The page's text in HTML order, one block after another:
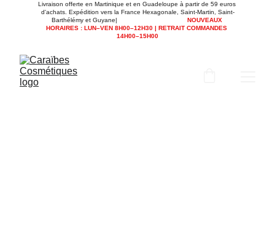
Livraison offerte en Martinique et en Guadeloupe à partir de 59 euros
d'achats. Expédition vers la France Hexagonale, Saint-Martin, Saint-
Barthélémy et Guyane| NOUVEAUX
HORAIRES : LUN–VEN 8H00–12H30 | RETRAIT COMMANDES
14H00–15H00